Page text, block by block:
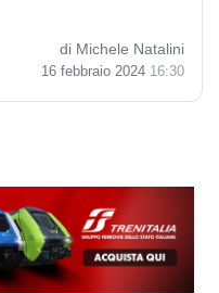
di Michele Natalini
16 febbraio 2024 16:30